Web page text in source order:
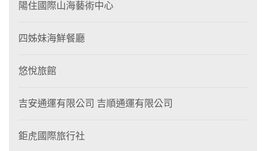
陽住國際山海藝術中心
四姊妹海鮮餐廳
悠悅旅館
吉安通運有限公司 吉順通運有限公司
鉅虎國際旅行社